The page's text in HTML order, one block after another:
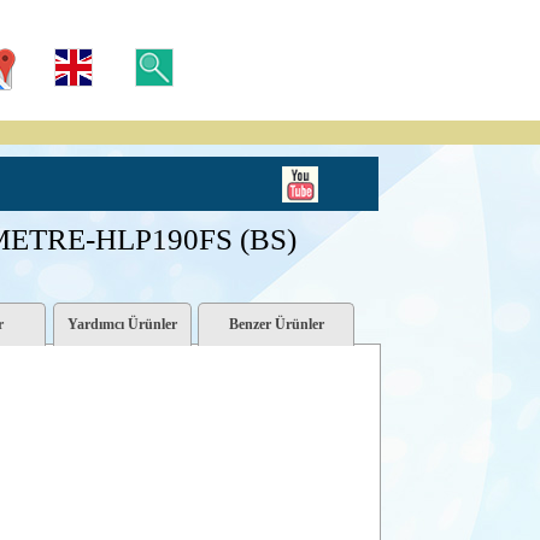
HLP190FS (BS)
Yardımcı Ürünler Benzer Ürünler